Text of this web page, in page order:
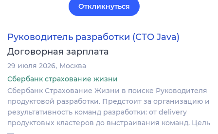
Откликнуться
Руководитель разработки (СТО Java)
Договорная зарплата
29 июля 2026 Москва
Сбербанк страхование жизни
Сбербанк Страхование Жизни в поиске Руководителя
продуктовой разработки. Предстоит за организацию и
результативность команд разработки: от delivery
продуктовых кластеров до выстраивания команд. Цель